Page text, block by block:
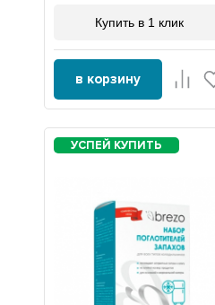
Купить в 1 клик
в корзину